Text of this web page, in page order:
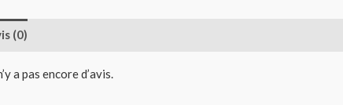
(0)
a pas encore d’avis.